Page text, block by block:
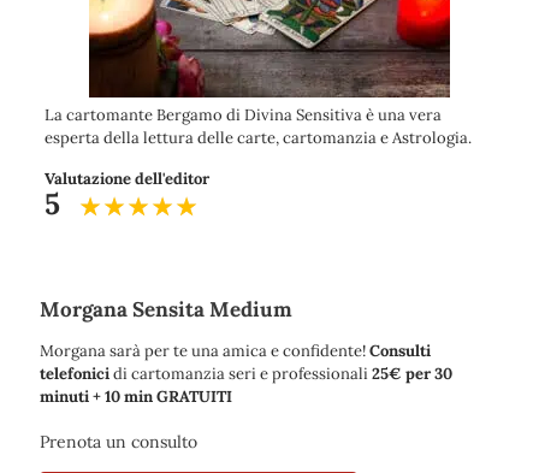
La cartomante Bergamo di Divina Sensitiva è una vera
esperta della lettura delle carte, cartomanzia e Astrologia.
Valutazione dell'editor
5
Morgana Sensita Medium
Morgana sarà per te una amica e confidente!Consulti
telefonicidi cartomanzia seri e professionali25€ per 30
minuti + 10 min GRATUITI
Prenota un consulto